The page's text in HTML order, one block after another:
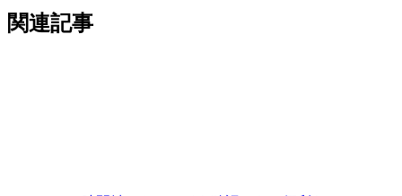
関連記事